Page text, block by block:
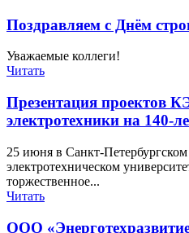
Поздравляем с Днём
Уважаемые коллеги!
Читать
Презентация проектов
электротехники на 140-​
25 июня в Санкт-Петербургском
электротехническом
торжественное...
Читать
ООО